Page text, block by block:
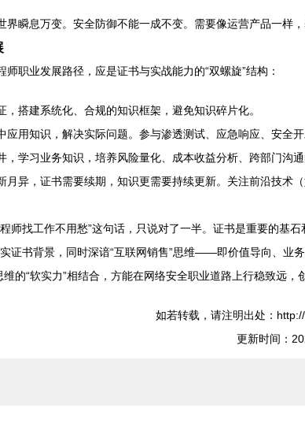
界瞬息万变。安全防御不能一成不变。需要像运营产品一样
职业发展路径，应是证书与实战能力的“双螺旋”结构：
，搭建系统化、合规的知识框架，避免知识碎片化。
应用知识，解决实际问题。参与渗透测试、应急响应、安全
，学习业务知识，培养风险量化、成本收益分析、跨部门沟通
月异，证书需要续期，知识更需要持续更新。关注前沿技术
师找工作不用愁”这句话，只说对了一半。证书是重要的基
证书背景，同时深谙“互联网销售”思维——即价值导向、业
的“软实力”相结合，方能在网络安全职业道路上行稳致远，
如若转载，请注明出处：
更新时间：